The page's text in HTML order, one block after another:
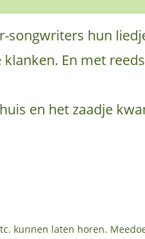
songwriters hun
En met reeds
en het zaadje
kunnen laten horen.